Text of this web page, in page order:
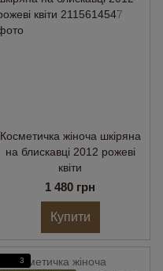
Косметичка жіноча шкіряна
на блискавці 2012 рожеві
квіти
1 480 грн
Купити
3